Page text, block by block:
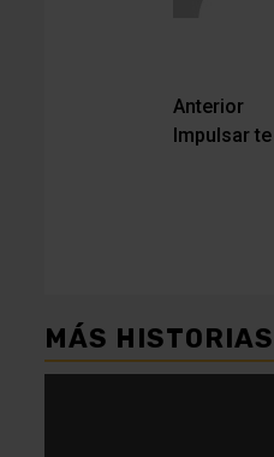
de
Anterior
Impulsar
MÁS HISTORIAS